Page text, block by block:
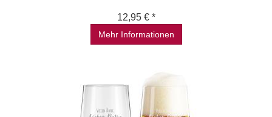
12,95 € *
Mehr Informationen